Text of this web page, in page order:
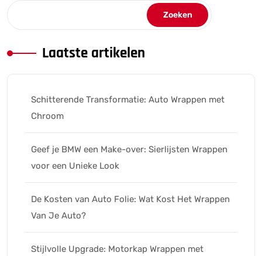
Zoeken
Laatste artikelen
Schitterende Transformatie: Auto Wrappen met
Chroom
Geef je BMW een Make-over: Sierlijsten Wrappen
voor een Unieke Look
De Kosten van Auto Folie: Wat Kost Het Wrappen
Van Je Auto?
Stijlvolle Upgrade: Motorkap Wrappen met